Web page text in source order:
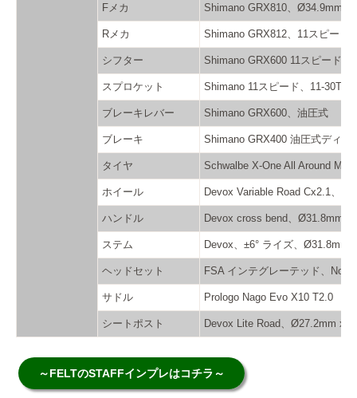
Fメカ Shimano GRX810、Ø34.9mm
Rメカ Shimano GRX812、11スピード
シフター Shimano GRX600 11スピード
スプロケット Shimano 11スピード、11-30T
ブレーキレバー Shimano GRX600、油圧式
ブレーキ Shimano GRX400 油圧式ディス
タイヤ Schwalbe X-One All Around
ホイール Devox Variable Road Cx2.1、
ハンドル Devox cross bend、Ø31.8mm（
ステム Devox、±6° ライズ、Ø31.8mm
ヘッドセット FSA インテグレーテッド、
サドル Prologo Nago Evo X10 T2.0
シートポスト Devox Lite Road、Ø27.2mm x
～FELTのSTAFFインプレはコチラ～